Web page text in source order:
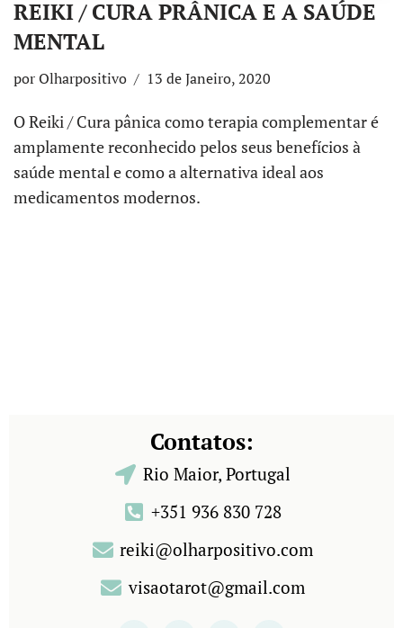
REIKI / CURA PRÂNICA E A SAÚDE
MENTAL
porOlharpositivo 13 de Janeiro, 2020
O Reiki / Cura pânica como terapia complementar é
amplamente reconhecido pelos seus benefícios à
saúde mental e como a alternativa ideal aos
medicamentos modernos.
Contatos:
Rio Maior, Portugal
+351 936 830 728
reiki@olharpositivo.com
visaotarot@gmail.com